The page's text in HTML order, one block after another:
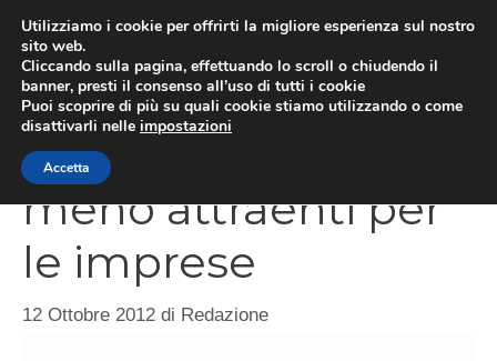
contenuto
Italia tra i paesi
meno attraenti per
le imprese
12 Ottobre 2012 di Redazione
Utilizziamo i cookie per offrirti la migliore esperienza sul nostro
sito web.
Cliccando sulla pagina, effettuando lo scroll o chiudendo il
banner, presti il consenso all’uso di tutti i cookie
Puoi scoprire di più su quali cookie stiamo utilizzando o come
disattivarli nelle impostazioni
Accetta